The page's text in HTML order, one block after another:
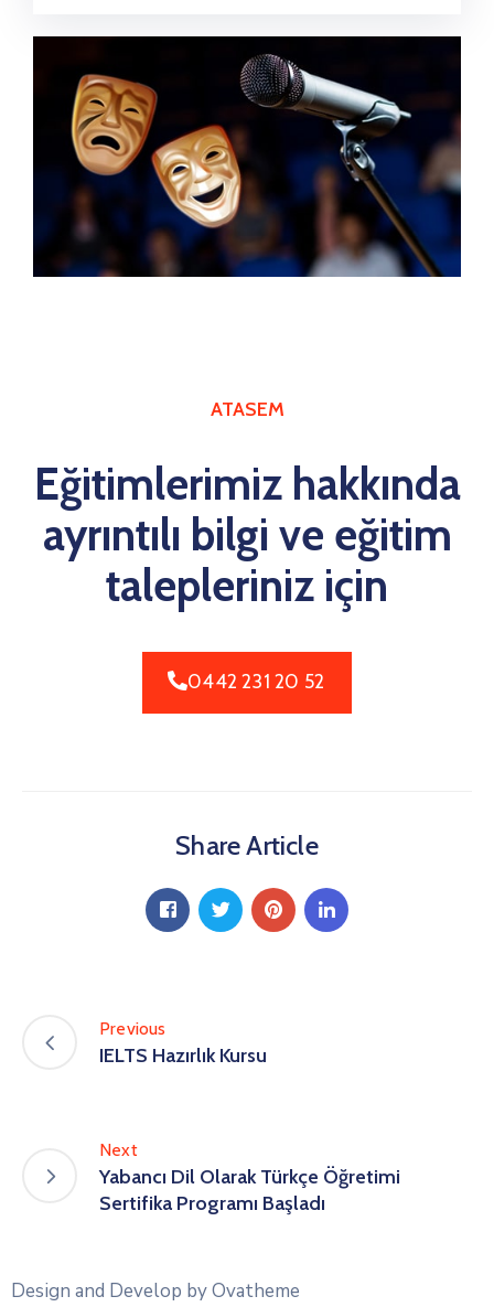
ATASEM
Eğitimlerimiz hakkında
ayrıntılı bilgi ve eğitim
talepleriniz için
0442 231 20 52
Share Article
Previous
IELTS Hazırlık Kursu
Next
Yabancı Dil Olarak Türkçe Öğretimi
Sertifika Programı Başladı
Design and Develop by Ovatheme